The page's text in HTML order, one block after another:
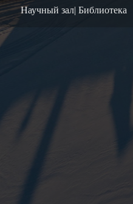
Научный зал| Библиотека